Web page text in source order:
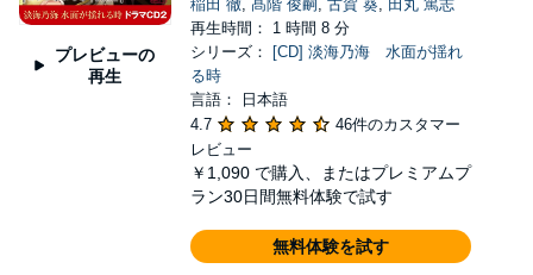
プレビューの
再生
稲田 徹, 髙階 俊嗣 , 古賀 葵, 田丸 篤志
再生時間： 1 時間 8 分
シリーズ：
[CD] 淡海乃海 水面が揺れ
る時
言語： 日本語
4.7
46件のカスタマー
レビュー
￥1,090 で購入、またはプレミアムプ
ラン30日間無料体験で試す
無料体験を試す